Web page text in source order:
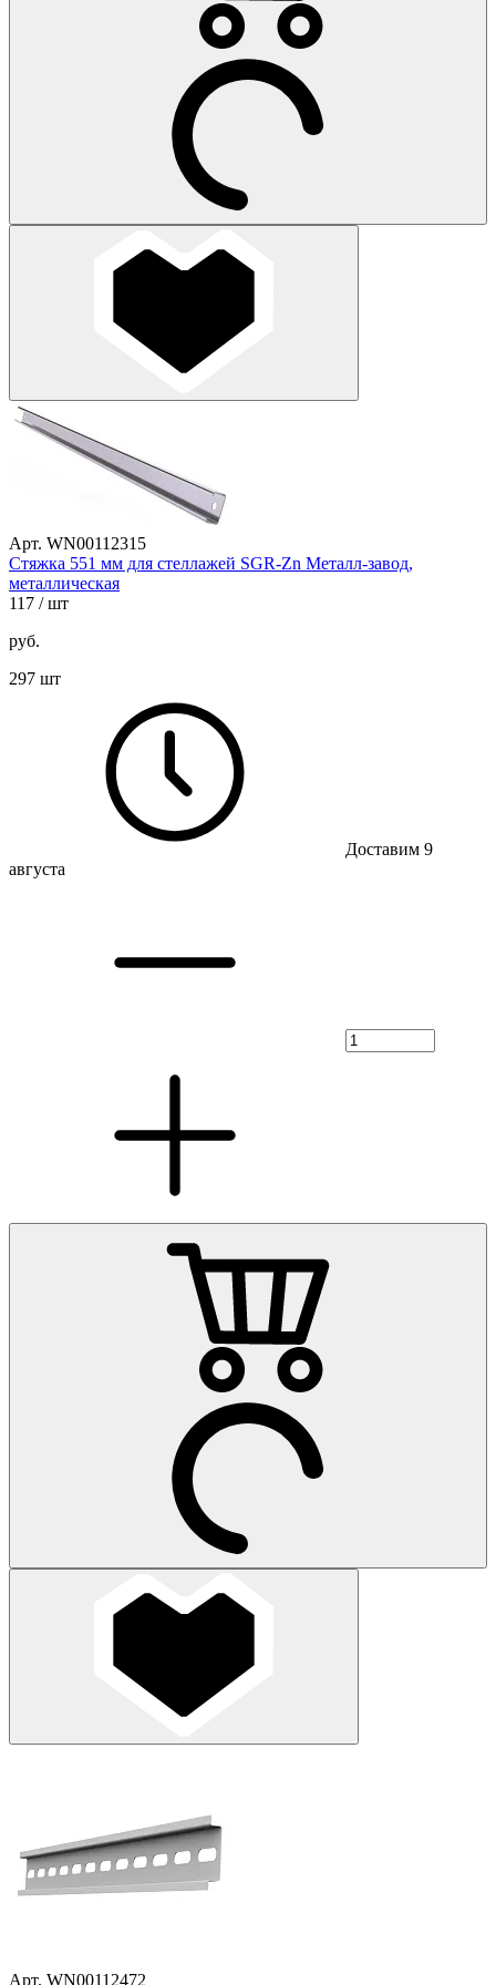
Арт. WN00112315
Стяжка 551 мм для стеллажей SGR-Zn Металл-завод,
металлическая
117 / шт
руб.
297 шт
Доставим 9
августа
Арт. WN00112472